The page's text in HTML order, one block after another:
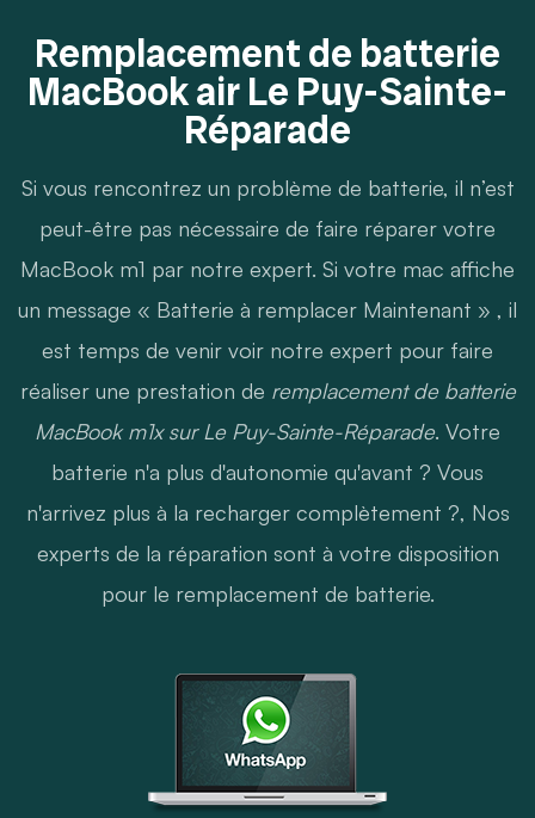
Remplacement de batterie
MacBook air Le Puy-Sainte-
Réparade
Si vous rencontrez un problème de batterie, il n’est
peut-être pas nécessaire de faire réparer votre
MacBook m1 par notre expert. Si votre mac affiche
un message « Batterie à remplacer Maintenant » , il
est temps de venir voir notre expert pour faire
réaliser une prestation de remplacement de batterie
MacBook m1x sur Le Puy-Sainte-Réparade. Votre
batterie n'a plus d'autonomie qu'avant ? Vous
n'arrivez plus à la recharger complètement ?, Nos
experts de la réparation sont à votre disposition
pour le remplacement de batterie.